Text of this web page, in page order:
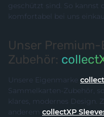
geschützt sind. So kannst
komfortabel bei uns
Unser
Zubehör:
Unsere Eigenmarke
Sammelkarten-Zubehör,
klares, modernes Design.
anderem collectXP